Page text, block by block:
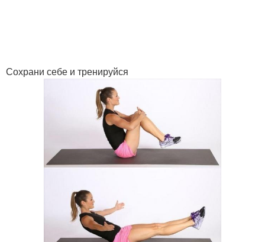
Сохрани себе и тренируйся